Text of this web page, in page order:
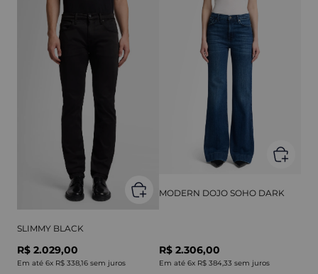
SLIMMY BLACK
R$ 2.029,00
Em até 6x R$ 338,16 sem juros
MODERN DOJO SOHO DARK
R$ 2.306,00
Em até 6x R$ 384,33 sem juros